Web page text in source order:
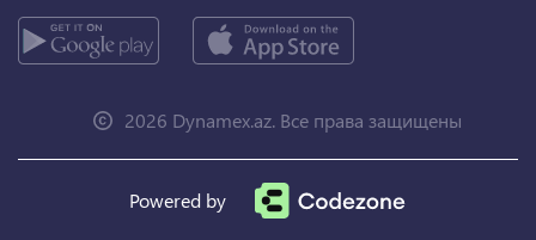
2026 Dynamex.az. Все права защищены
Powered by